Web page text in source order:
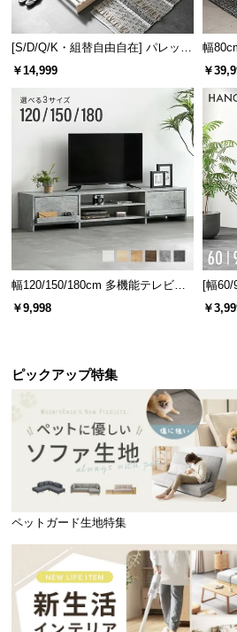
ラバーウッ
ゴムの木を加
印象の木目と
です。
脚部は傾斜を付けたハの字型。
り、見た目もスタイリッシュな
[S/D/Q/K・組替自由自在] パレット
ベッド 8/12/16枚セット
￥14,999
幅
ター
￥
幅120/150/180cm 多機能テレビボ
ード 木目/石目調 オープン収納・
引き出し収納付き
￥9,998
[幅60/
スチ
ック
￥
ピックアップ特集
ペットガード生地特集